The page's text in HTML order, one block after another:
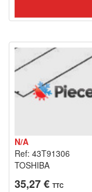
N/A
Ref: 43T91306
TOSHIBA
35,27 € TTC